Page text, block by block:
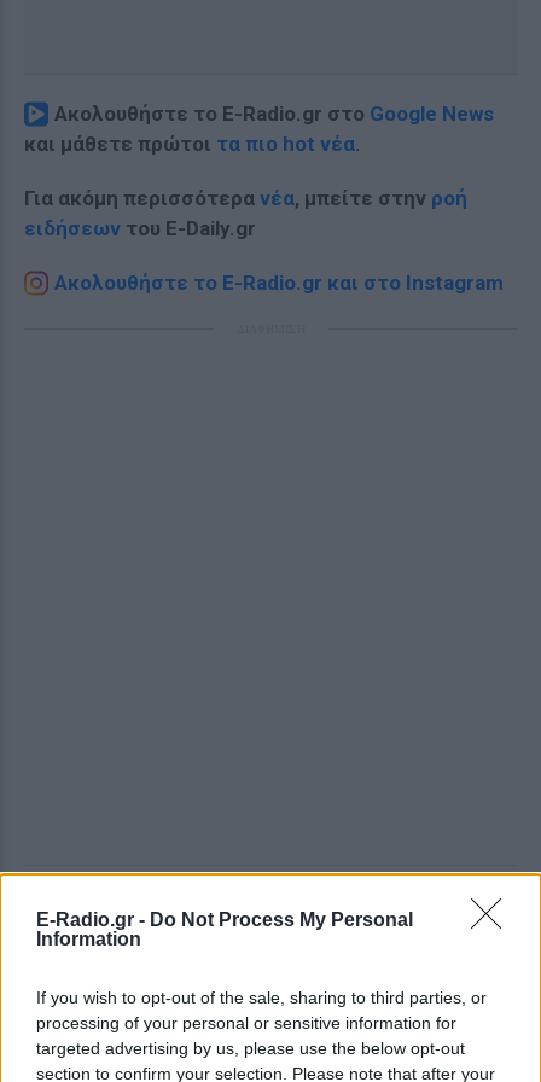
E-Radio.gr - Do Not Process My Personal
Information
If you wish to opt-out of the sale, sharing to third parties, or
processing of your personal or sensitive information for
targeted advertising by us, please use the below opt-out
section to confirm your selection. Please note that after your
Ακολουθήστε το E-Radio.gr στο Google News
και μάθετε πρώτοι τα πιο hot νέα.
Για ακόμη περισσότερα νέα, μπείτε στην ροή
ειδήσεων του E-Daily.gr
Ακολουθήστε το E-Radio.gr και στο Instagram
ΔΕΙΤΕ ΕΠΙΣΗΣ
«Θέλω τον μπαμπά μου»: Το
βίντεο της μεθυσμένης οδηγού